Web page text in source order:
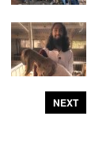
NEXT